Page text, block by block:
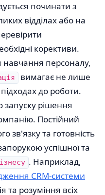
починати з
відділах або на
корективи.
персоналу,
вимагає не лише
до роботи.
запуску рішення
Постійний
зв'язку та готовність
успішної та
. Наприклад,
CRM-системи
та розуміння всіх